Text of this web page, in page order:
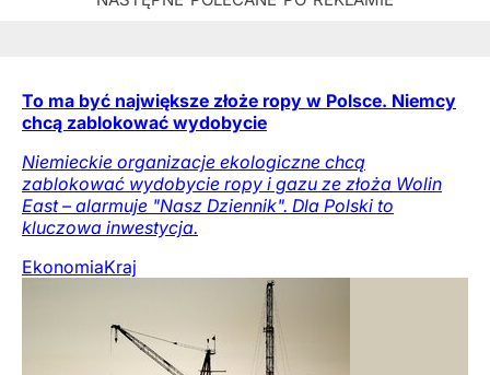
To ma być największe złoże ropy w Polsce. Niemcy
chcą zablokować wydobycie
Niemieckie organizacje ekologiczne chcą
zablokować wydobycie ropy i gazu ze złoża Wolin
East – alarmuje "Nasz Dziennik". Dla Polski to
kluczowa inwestycja.
EkonomiaKraj